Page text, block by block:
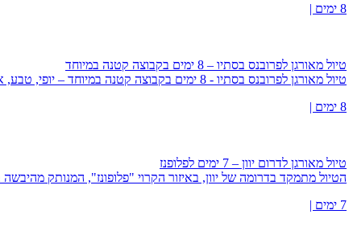
8 ימים |
טיול מאורגן לפרובנס בסתיו – 8 ימים בקבוצה קטנה במיוחד
טיול מאורגן לפרובנס בסתיו - 8 ימים בקבוצה קטנה במיוחד – יופי, טבע, אוכל, יין ואווירה.
8 ימים |
טיול מאורגן לדרום יוון – 7 ימים לפלופנז
הטיול מתמקד בדרומה של יוון, באיזור הקרוי "פלופונז", המנותק
7 ימים |